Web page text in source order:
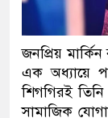
জনপ্রিয়
এক অধ্যায়ে
শিগগিরই
সামাজিক